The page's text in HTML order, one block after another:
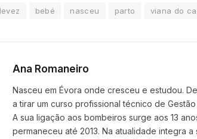
bebé nasceu parto viana do
Ana Romaneiro
Nasceu em Évora onde cresceu e estudou.
a tirar um curso profissional técnico de
A sua ligação aos bombeiros surge aos 13
permaneceu até 2013. Na atualidade integra